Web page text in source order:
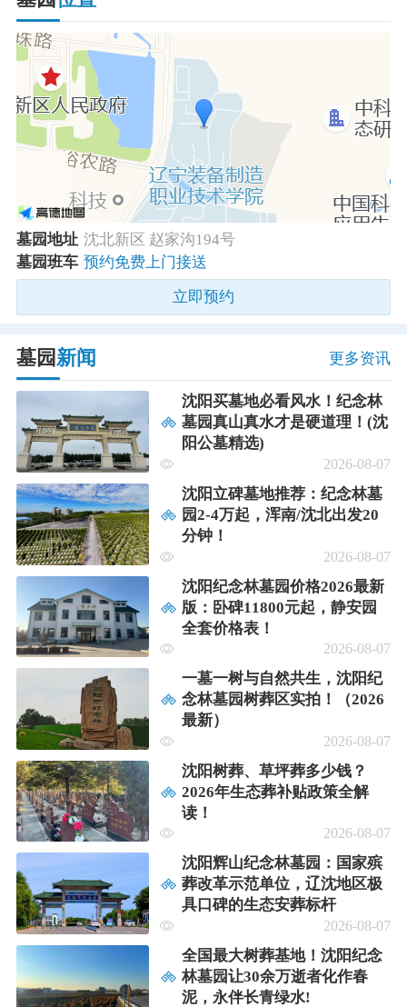
墓园地址 沈北新区 赵家沟194号
墓园班车 预约免费上门接送
立即预约
墓园 新闻 更多资讯
沈阳买墓地必看风水！纪念林
墓园真山真水才是硬道理！(沈
阳公墓精选)
2026-08-07
沈阳立碑墓地推荐：纪念林墓
园2-4万起，浑南/沈北出发20
分钟！
2026-08-07
沈阳纪念林墓园价格2026最新
版：卧碑11800元起，静安园
全套价格表！
2026-08-07
一墓一树与自然共生，沈阳纪
念林墓园树葬区实拍！（2026
最新）
2026-08-07
沈阳树葬、草坪葬多少钱？
2026年生态葬补贴政策全解
读！
2026-08-07
沈阳辉山纪念林墓园：国家殡
葬改革示范单位，辽沈地区极
具口碑的生态安葬标杆
2026-08-07
全国最大树葬基地！沈阳纪念
林墓园让30余万逝者化作春
泥，永伴长青绿水!